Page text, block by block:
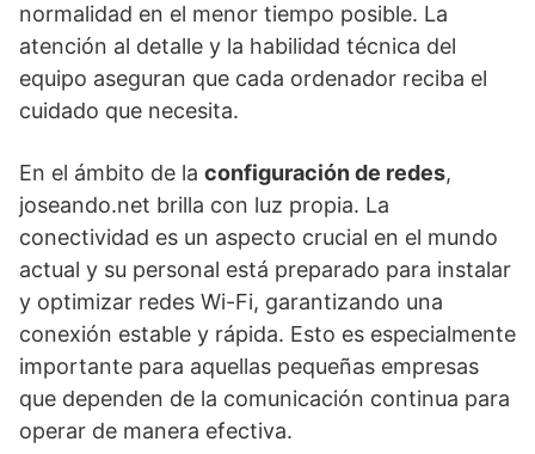
normalidad en el menor tiempo posible. La
atención al detalle y la habilidad técnica del
equipo aseguran que cada ordenador reciba el
cuidado que necesita.
En el ámbito de la configuración de redes,
joseando.net brilla con luz propia. La
conectividad es un aspecto crucial en el mundo
actual y su personal está preparado para instalar
y optimizar redes Wi-Fi, garantizando una
conexión estable y rápida. Esto es especialmente
importante para aquellas pequeñas empresas
que dependen de la comunicación continua para
operar de manera efectiva.